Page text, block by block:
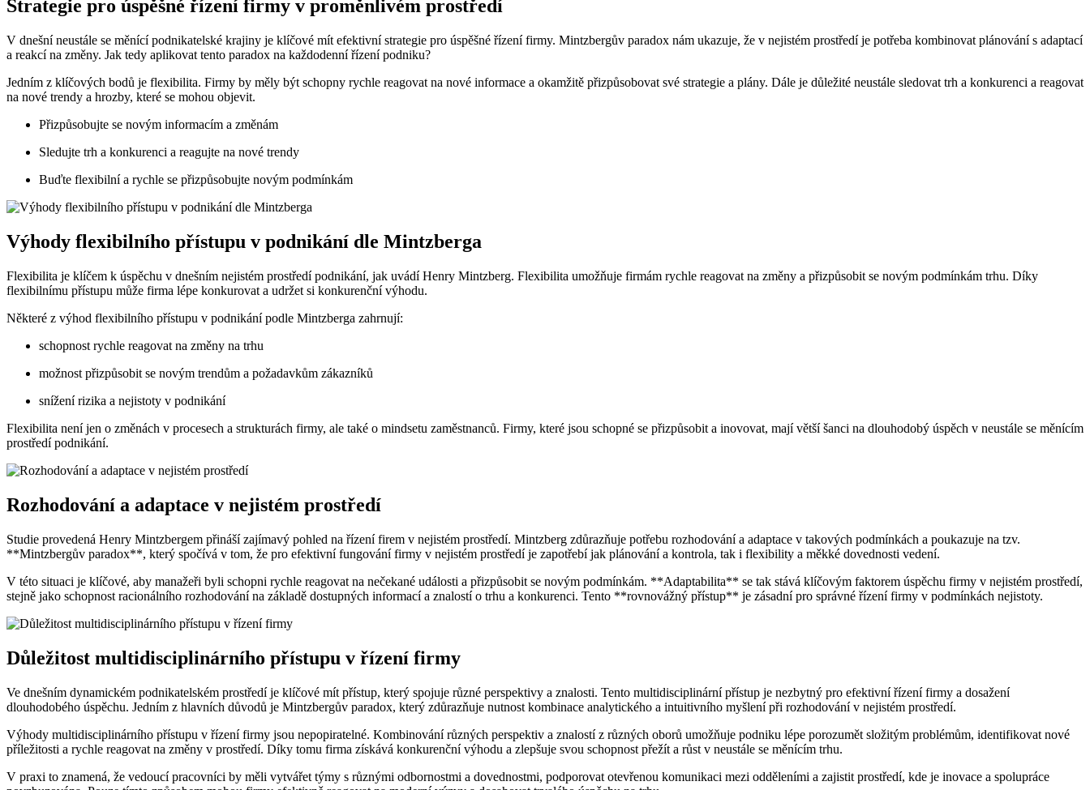
Strategie pro úspěšné řízení firmy v proměnlivém prostředí
V dnešní neustále se měnící podnikatelské krajiny je klíčové mít efektivní strategie pro úspěšné řízení firmy. Mintzbergův paradox nám ukazuje, že v nejistém prostředí je potřeba kombinovat plánování s adaptací
a reakcí na změny. Jak tedy aplikovat tento paradox na každodenní řízení podniku?
Jedním z klíčových bodů je flexibilita. Firmy by měly být schopny rychle reagovat na nové informace a okamžitě přizpůsobovat své strategie a plány. Dále je důležité neustále sledovat trh a konkurenci a reagovat
na nové trendy a hrozby, které se mohou objevit.
Přizpůsobujte se novým informacím a změnám
Sledujte trh a konkurenci a reagujte na nové trendy
Buďte flexibilní a rychle se přizpůsobujte novým podmínkám
Výhody flexibilního přístupu v podnikání dle Mintzberga
Flexibilita je klíčem k úspěchu v dnešním nejistém prostředí podnikání, jak uvádí Henry Mintzberg. Flexibilita umožňuje firmám rychle reagovat na změny a přizpůsobit se novým podmínkám trhu. Díky
flexibilnímu přístupu může firma lépe konkurovat a udržet si konkurenční výhodu.
Některé z výhod flexibilního přístupu v podnikání podle Mintzberga zahrnují:
schopnost rychle reagovat na změny na trhu
možnost přizpůsobit se novým trendům a požadavkům zákazníků
snížení rizika a nejistoty v podnikání
Flexibilita není jen o změnách v procesech a strukturách firmy, ale také o mindsetu zaměstnanců. Firmy, které jsou schopné se přizpůsobit a inovovat, mají větší šanci na dlouhodobý úspěch v neustále se měnícím
prostředí podnikání.
Rozhodování a adaptace v nejistém prostředí
Studie provedená Henry Mintzbergem přináší zajímavý pohled na řízení firem v nejistém prostředí. Mintzberg zdůrazňuje potřebu rozhodování a adaptace v takových podmínkách a poukazuje na tzv.
**Mintzbergův paradox**, který spočívá v tom, že pro efektivní fungování firmy v nejistém prostředí je zapotřebí jak plánování a kontrola, tak i flexibility a měkké dovednosti vedení.
V této situaci je klíčové, aby manažeři byli schopni rychle reagovat na nečekané události a přizpůsobit se novým podmínkám. **Adaptabilita** se tak stává klíčovým faktorem úspěchu firmy v nejistém prostředí,
stejně jako schopnost racionálního rozhodování na základě dostupných informací a znalostí o trhu a konkurenci. Tento **rovnovážný přístup** je zásadní pro správné řízení firmy v podmínkách nejistoty.
Důležitost multidisciplinárního přístupu v řízení firmy
Ve dnešním dynamickém podnikatelském prostředí je klíčové mít přístup, který spojuje různé perspektivy a znalosti. Tento multidisciplinární přístup je nezbytný pro efektivní řízení firmy a dosažení
dlouhodobého úspěchu. Jedním z hlavních důvodů je Mintzbergův paradox, který zdůrazňuje nutnost kombinace analytického a intuitivního myšlení při rozhodování v nejistém prostředí.
Výhody multidisciplinárního přístupu v řízení firmy jsou nepopiratelné. Kombinování různých perspektiv a znalostí z různých oborů umožňuje podniku lépe porozumět složitým problémům, identifikovat nové
příležitosti a rychle reagovat na změny v prostředí. Díky tomu firma získává konkurenční výhodu a zlepšuje svou schopnost přežít a růst v neustále se měnícím trhu.
V praxi to znamená, že vedoucí pracovníci by měli vytvářet týmy s různými odbornostmi a dovednostmi, podporovat otevřenou komunikaci mezi odděleními a zajistit prostředí, kde je inovace a spolupráce